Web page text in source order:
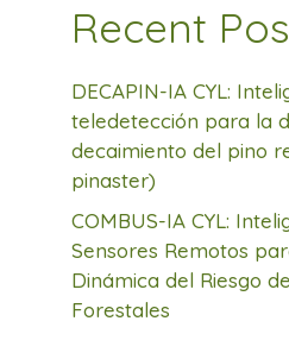
Recent
DECAPIN-IA CYL:
teledetección para la
decaimiento del pino
pinaster)
COMBUS-IA CYL:
Sensores Remotos
Dinámica del Riesgo
Forestales